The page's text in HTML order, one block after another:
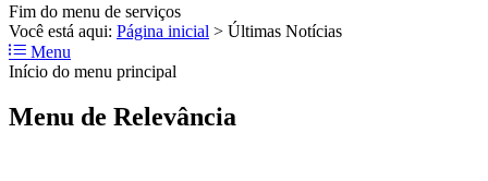
Fim do menu de serviços
Você está aqui: Página inicial > Últimas Notícias
Menu
Início do menu principal
Menu de Relevância